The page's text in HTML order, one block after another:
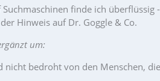
Suchmaschinen finde ich
Hinweis auf Dr. Goggle & Co.
um:
nicht bedroht von den Menschen,